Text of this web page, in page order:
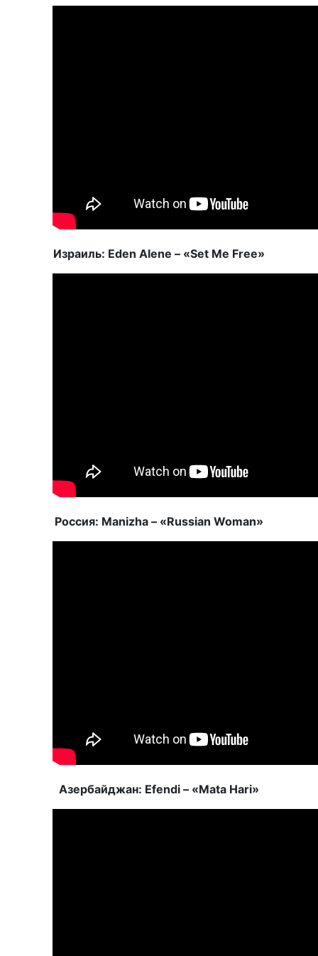
Израиль: Eden Alene – «Set Me Free»
Россия: Manizha – «Russian Woman»
Азербайджан: Efendi – «Mata Hari»